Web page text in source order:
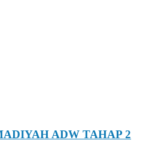
ADW TAHAP 2